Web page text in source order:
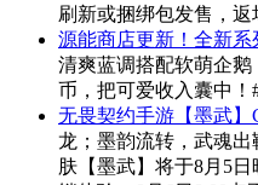
刷新或捆绑包发售，
源能商店更新！全新
清爽蓝调搭配软萌企
币，把可爱收入囊中！
无畏契约手游【墨武】
龙；墨韵流转，武魂
肤【墨武】将于8月5